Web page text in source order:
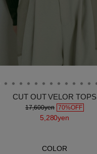
CUT OUT VELOR TOPS
17,600yen 70%OFF
5,280yen
COLOR